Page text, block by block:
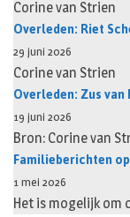
Corine van Strien
Overleden: Riet
29 juni 2026
Corine van Strien
Overleden: Zus
19 juni 2026
Bron: Corine van
Familieberichten
1 mei 2026
Het is mogelijk om